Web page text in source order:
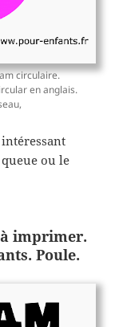
circulaire.
en anglais.
intéressant
ou le
à imprimer.
Poule.